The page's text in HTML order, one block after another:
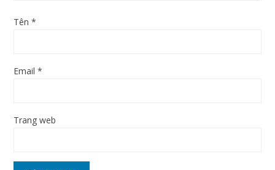
Tên*
Email*
Trang web